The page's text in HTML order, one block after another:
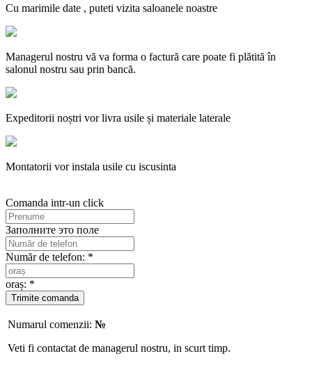
Cu marimile date , puteti vizita saloanele noastre
Managerul nostru vă va forma o factură care poate fi plătită în
salonul nostru sau prin bancă.
Expeditorii noștri vor livra usile și materiale laterale
Montatorii vor instala usile cu iscusinta
Comanda intr-un click
Заполните это поле
Număr de telefon: *
oraș: *
Numarul comenzii: №
Veti fi contactat de managerul nostru, in scurt timp.